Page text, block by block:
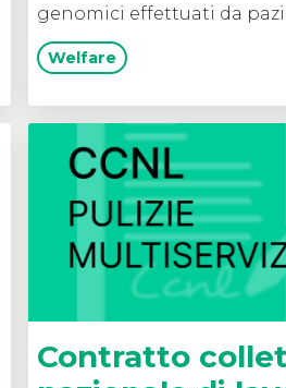
genomici effettuati da
Welfare
Contratto